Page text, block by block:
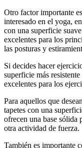
Otro factor importante
interesado en el yoga,
con una superficie
excelentes para los
las posturas y
Si decides hacer
superficie más
excelentes para los
Para aquellos que
tapetes con una
ofrecen una base sólida
otra actividad de fuerza.
También es importante